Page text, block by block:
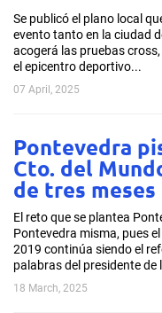
Se publicó el plano local
evento tanto en la ciudad
acogerá las pruebas
el epicentro deportivo...
07 April, 2025
Pontevedra
Cto. del
de tres
El reto que se plantea
Pontevedra misma, pues
2019 continúa siendo el
palabras del presidente de
18 March, 2025